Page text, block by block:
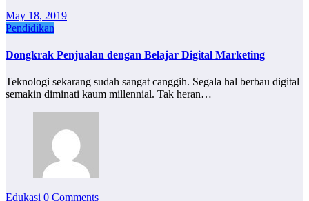
May 18, 2019
Pendidikan
Dongkrak Penjualan dengan Belajar Digital Marketing
Teknologi sekarang sudah sangat canggih. Segala hal berbau digital
semakin diminati kaum millennial. Tak heran…
Edukasi 0 Comments